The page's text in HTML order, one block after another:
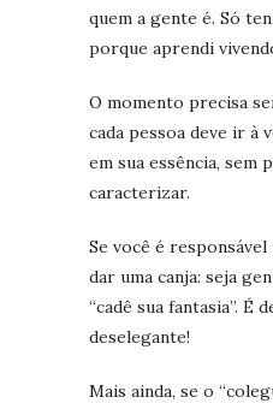
quem a gente é. Só
porque aprendi
O momento precisa
cada pessoa deve ir à
em sua essência, sem
caracterizar.
Se você é
dar uma canja: seja
“cadê sua fantasia”. É
deselegante!
Mais ainda, se o